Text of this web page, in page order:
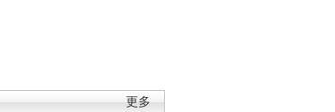
更多